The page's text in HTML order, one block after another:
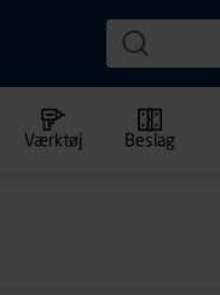
Værktøj Beslag